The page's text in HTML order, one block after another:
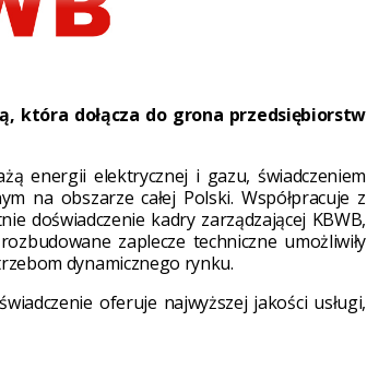
która dołącza do grona przedsiębiorstw
energii elektrycznej i gazu, świadczeniem
na obszarze całej Polski. Współpracuje z
doświadczenie kadry zarządzającej KBWB,
zaplecze techniczne umożliwiły
dynamicznego rynku.
oferuje najwyższej jakości usługi,